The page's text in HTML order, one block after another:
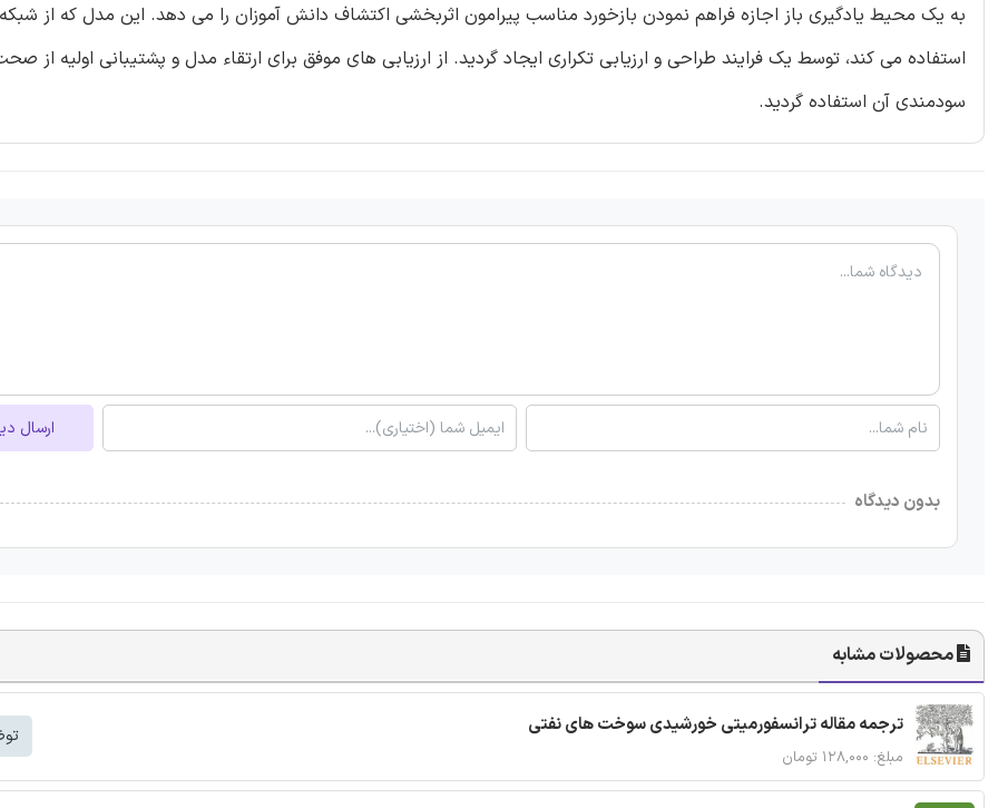
به یک محیط یادگیری باز اجازه فراهم نمودن بازخورد مناسب پیرامون اثربخشی اکتشاف دانش آموزان را می دهد. این مدل که از
استفاده می کند، توسط یک فرایند طراحی و ارزیابی تکراری ایجاد گردید. از ارزیابی های موفق برای ارتقاء مدل و پشتیبانی اولیه از
سودمندی آن استفاده گردید.
ارسال
بدون دیدگاه
محصولات مشابه
ترجمه مقاله ترانسفورمیتی خورشیدی سوخت های نفتی
مبلغ: ۱۲۸,۰۰۰ تومان